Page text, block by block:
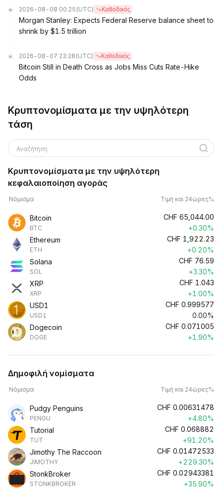
2026-08-08 00:25 (UTC) Καθοδικός
Morgan Stanley: Expects Federal Reserve balance sheet to
shrink by $1.5 trillion
2026-08-07 23:28 (UTC) Καθοδικός
Bitcoin Still in Death Cross as Jobs Miss Cuts Rate-Hike
Odds
Κρυπτονομίσματα με την υψηλότερη
τάση
Αναζήτηση
Κρυπτονομίσματα με την υψηλότερη
κεφαλαιοποίηση αγοράς
Νόμισμα Τιμή και 24ώρες%
Bitcoin
BTC
CHF 65,044.00
+0.30%
Ethereum
ETH
CHF 1,922.23
+0.20%
Solana
SOL
CHF 76.59
+3.30%
XRP
XRP
CHF 1.043
+1.00%
USD1
USD1
CHF 0.999577
0.00%
Dogecoin
DOGE
CHF 0.071005
+1.90%
Δημοφιλή νομίσματα
Νόμισμα Τιμή και 24ώρες%
Pudgy Penguins
PENGU
CHF 0.00631478
+4.80%
Tutorial
TUT
CHF 0.068882
+91.20%
Jimothy The Raccoon
JIMOTHY
CHF 0.01472533
+229.30%
StonkBroker
STONKBROKER
CHF 0.02943381
+35.90%